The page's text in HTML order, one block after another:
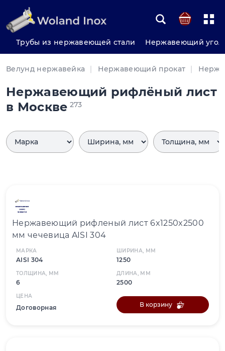
Трубы из нержавеющей стали Нержавеющий
Велунд нержавейка Нержавеющий прокат
Нержавеющий рифлёный лист
в Москве 273
Нержавеющий рифленый лист 6x1250x2500
мм чечевица AISI 304
МАРКА
AISI 304
ШИРИНА, ММ
1250
ТОЛЩИНА, ММ
6
ДЛИНА, ММ
2500
ЦЕНА
Договорная В корзину